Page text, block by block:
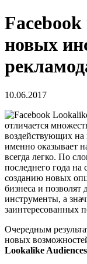
Facebook
новых
10.06.2017
отличается
воздействующих на
именно оказывает
всегда легко. По
последнего года
созданию новых
бизнеса и позволят
инструменты, а
заинтересованных
Очередным
новых
Lookalike Audiences